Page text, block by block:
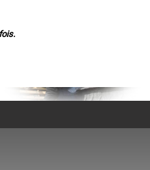
Lyon
Vesoul
Chambéry